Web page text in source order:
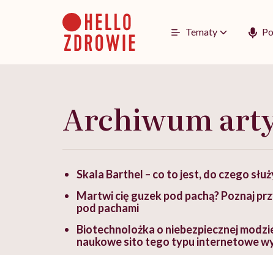
Tematy
Archiwum
Skala Barthel – co to jest, do czego
Martwi cię guzek pod pachą? Poznaj
pod pachami
Biotechnolożka o niebezpiecznej
naukowe sito tego typu internetowe